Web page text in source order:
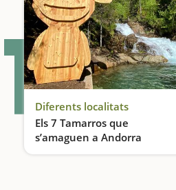
1 Diferents localitats
Els 7 Tamarros que
s’amaguen a Andorra
Descobreix els Tamarros d’Andorra, una activitat ideal per fer en família